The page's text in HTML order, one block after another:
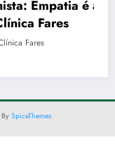
é a tônica no
SpiceThemes